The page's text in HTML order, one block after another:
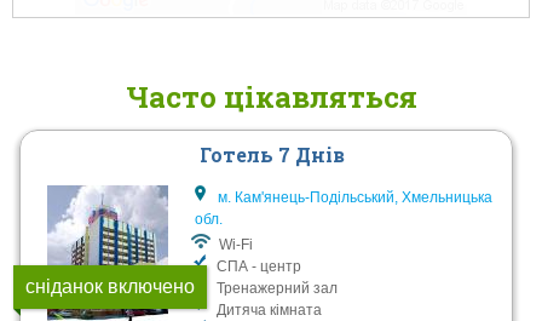
Часто цікавляться
сніданок включено
Готель 7 Днів
м. Кам'янець-Подільський, Хмельницька
обл.
Wi-Fi
СПА - центр
Тренажерний зал
Дитяча кімната